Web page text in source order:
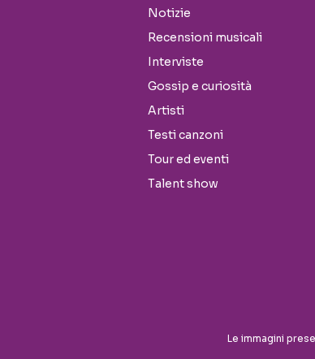
Notizie
Recensioni musicali
Interviste
Gossip e curiosità
Artisti
Testi canzoni
Tour ed eventi
Talent show
Le immagini